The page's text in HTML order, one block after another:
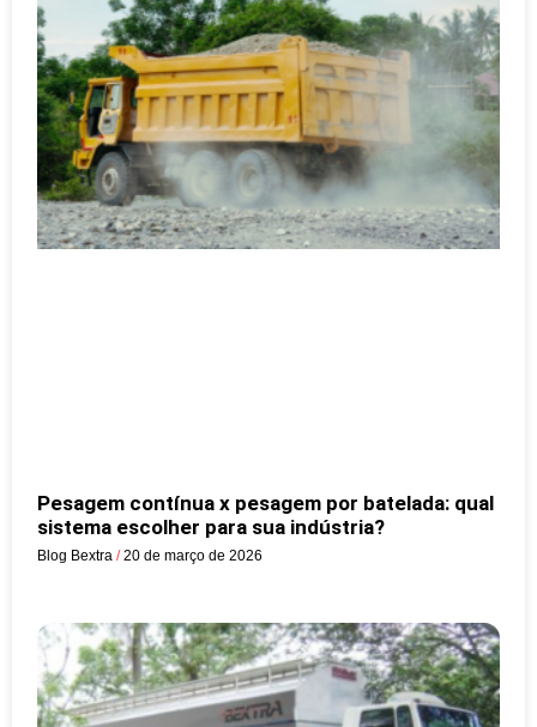
Pesagem contínua x pesagem por batelada: qual
sistema escolher para sua indústria?
Blog Bextra 20 de março de 2026